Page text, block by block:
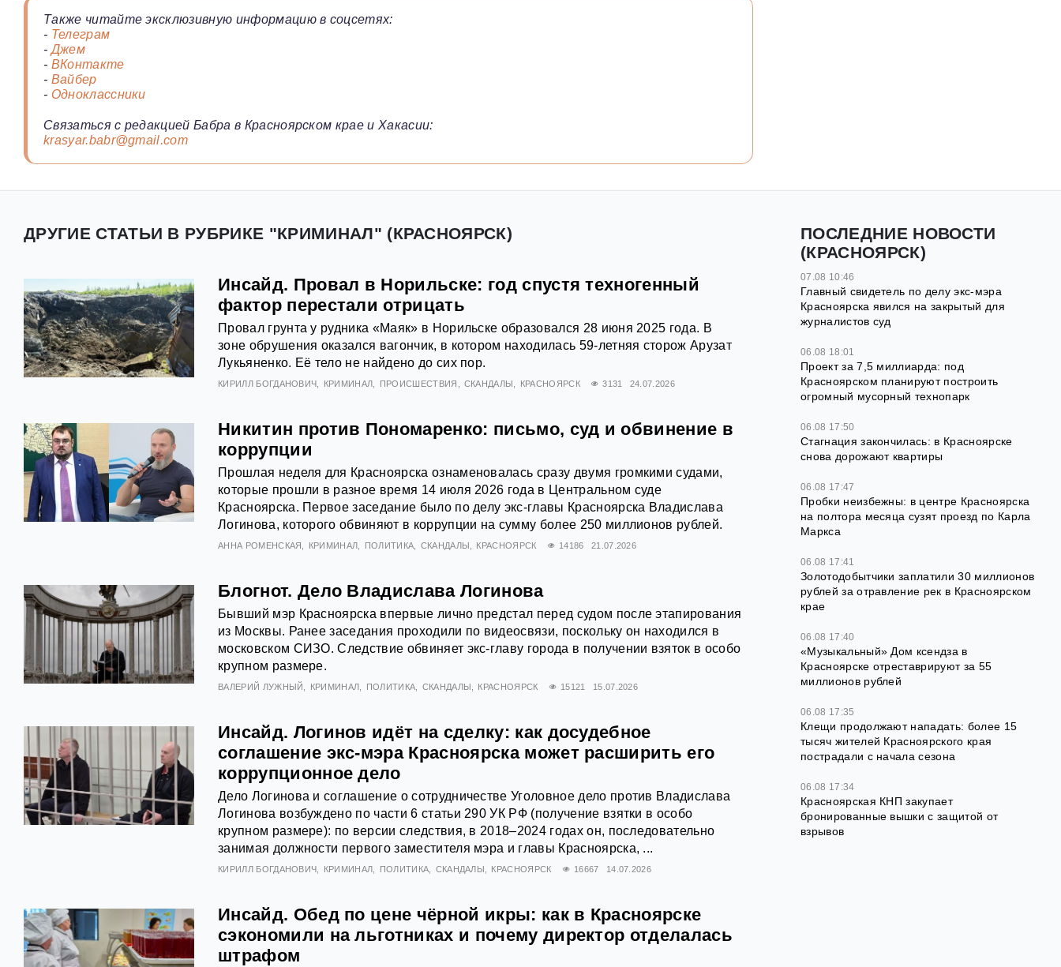
Также читайте эксклюзивную информацию в соцсетях:
- Телеграм
-Джем
- ВКонтакте
- Вайбер
- Одноклассники
Связаться с редакцией Бабра в Красноярском крае и Хакасии:
krasyar.babr@gmail.com
ДРУГИЕ СТАТЬИ В РУБРИКЕ "КРИМИНАЛ" (КРАСНОЯРСК)
Инсайд. Провал в Норильске: год спустя техногенный
фактор перестали отрицать
Провал грунта у рудника «Маяк» в Норильске образовался 28 июня 2025 года. В
зоне обрушения оказался вагончик, в котором находилась 59-летняя сторож Арузат
Лукьяненко. Её тело не найдено до сих пор.
КИРИЛЛ БОГДАНОВИЧ КРИМИНАЛ ПРОИСШЕСТВИЯ СКАНДАЛЫ КРАСНОЯРСК 3131 24.07.2026
Никитин против Пономаренко: письмо, суд и обвинение в
коррупции
Прошлая неделя для Красноярска ознаменовалась сразу двумя громкими судами,
которые прошли в разное время 14 июля 2026 года в Центральном суде
Красноярска. Первое заседание было по делу экс-главы Красноярска Владислава
Логинова, которого обвиняют в коррупции на сумму более 250 миллионов рублей.
АННА РОМЕНСКАЯ КРИМИНАЛ ПОЛИТИКА СКАНДАЛЫ КРАСНОЯРСК 14186 21.07.2026
Блогнот. Дело Владислава Логинова
Бывший мэр Красноярска впервые лично предстал перед судом после этапирования
из Москвы. Ранее заседания проходили по видеосвязи, поскольку он находился в
московском СИЗО. Следствие обвиняет экс-главу города в получении взяток в особо
крупном размере.
ВАЛЕРИЙ ЛУЖНЫЙ КРИМИНАЛ ПОЛИТИКА СКАНДАЛЫ КРАСНОЯРСК 15121 15.07.2026
Инсайд. Логинов идёт на сделку: как досудебное
соглашение экс‑мэра Красноярска может расширить его
коррупционное дело
Дело Логинова и соглашение о сотрудничестве Уголовное дело против Владислава
Логинова возбуждено по части 6 статьи 290 УК РФ (получение взятки в особо
крупном размере): по версии следствия, в 2018–2024 годах он, последовательно
занимая должности первого заместителя мэра и главы Красноярска, ...
КИРИЛЛ БОГДАНОВИЧ КРИМИНАЛ ПОЛИТИКА СКАНДАЛЫ КРАСНОЯРСК 16667 14.07.2026
Инсайд. Обед по цене чёрной икры: как в Красноярске
сэкономили на льготниках и почему директор отделалась
штрафом
ПОСЛЕДНИЕ НОВОСТИ
(КРАСНОЯРСК)
07.08 10:46
Главный свидетель по делу экс-мэра
Красноярска явился на закрытый для
журналистов суд
06.08 18:01
Проект за 7,5 миллиарда: под
Красноярском планируют построить
огромный мусорный технопарк
06.08 17:50
Стагнация закончилась: в Красноярске
снова дорожают квартиры
06.08 17:47
Пробки неизбежны: в центре Красноярска
на полтора месяца сузят проезд по Карла
Маркса
06.08 17:41
Золотодобытчики заплатили 30 миллионов
рублей за отравление рек в Красноярском
крае
06.08 17:40
«Музыкальный» Дом ксендза в
Красноярске отреставрируют за 55
миллионов рублей
06.08 17:35
Клещи продолжают нападать: более 15
тысяч жителей Красноярского края
пострадали с начала сезона
06.08 17:34
Красноярская КНП закупает
бронированные вышки с защитой от
взрывов